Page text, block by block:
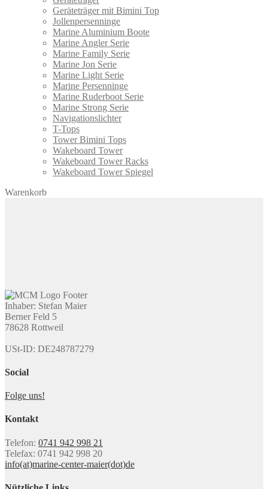
Geräteträger mit Bimini Top
Jollenpersenninge
Marine Aluminium Boote
Marine Angler Serie
Marine Family Serie
Marine Jon Serie
Marine Light Serie
Marine Persenninge
Marine Ruderboot Serie
Marine Strong Serie
Navigationslichter
T-Tops
Tower Bimini Tops
Wakeboard Tower
Wakeboard Tower Racks
Wakeboard Tower Spiegel
Warenkorb
Inhaber: Stefan Maier
Berner Feld 5
78628 Rottweil
USt-ID: DE248787279
Social
Folge uns!
Kontakt
Telefon: 0741 942 998 21
Telefax: 0741 942 998 20
info(at)marine-center-maier(dot)de